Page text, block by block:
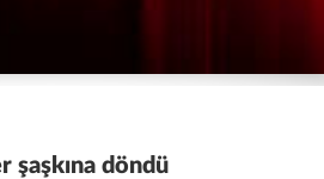
şaşkına döndü